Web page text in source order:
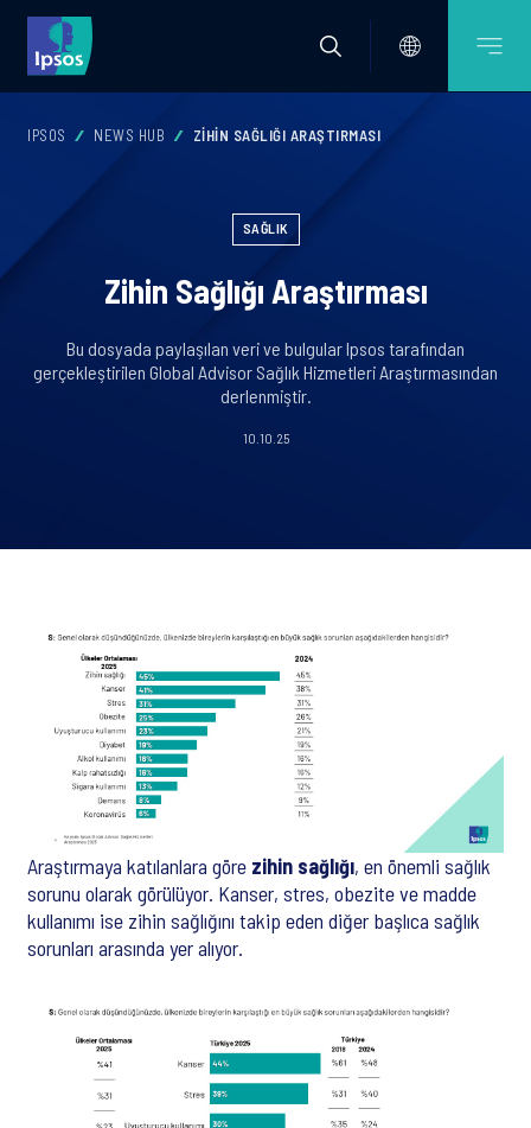
IPSOS NEWS HUB ZIHIN SAĞLIĞI ARAŞTIRMASI
SAĞLIK
Zihin Sağlığı Araştırması
Bu dosyada paylaşılan veri ve bulgular Ipsos tarafından
gerçekleştirilen Global Advisor Sağlık Hizmetleri Araştırmasından
derlenmiştir.
10.10.25
Araştırmaya katılanlara göre zihin sağlığı, en önemli sağlık
sorunu olarak görülüyor. Kanser, stres, obezite ve madde
kullanımı ise zihin sağlığını takip eden diğer başlıca sağlık
sorunları arasında yer alıyor.